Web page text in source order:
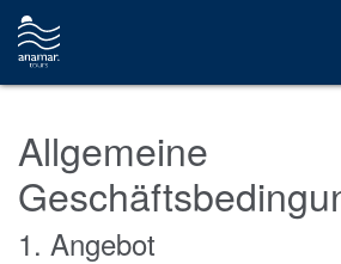
Allgemeine
1. Angebot